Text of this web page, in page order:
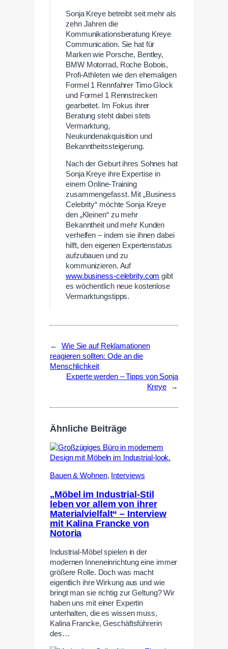
Sonja Kreye betreibt seit mehr als
zehn Jahren die
Kommunikationsberatung Kreye
Communication. Sie hat für
Marken wie Porsche, Bentley,
BMW Motorrad, Roche Bobois,
Profi-Athleten wie den ehemaligen
Formel 1 Rennfahrer Timo Glock
und Formel 1 Rennstrecken
gearbeitet. Im Fokus ihrer
Beratung steht dabei stets
Vermarktung,
Neukundenakquisition und
Bekanntheitssteigerung.
Nach der Geburt ihres Sohnes hat
Sonja Kreye ihre Expertise in
einem Online-Training
zusammengefasst. Mit „Business
Celebrity“ möchte Sonja Kreye
den „Kleinen“ zu mehr
Bekanntheit und mehr Kunden
verhelfen – indem sie ihnen dabei
hilft, den eigenen Expertenstatus
aufzubauen und zu
kommunizieren. Auf
www.business-celebrity.com gibt
es wöchentlich neue kostenlose
Vermarktungstipps.
←
Wie Sie auf Reklamationen
reagieren sollten: Ode an die
Menschlichkeit
Experte werden – Tipps von Sonja
Kreye
→
Ähnliche Beiträge
Bauen & Wohnen, Interviews
„Möbel im Industrial-Stil
leben vor allem von ihrer
Materialvielfalt“ – Interview
mit Kalina Francke von
Notoria
Industrial-Möbel spielen in der
modernen Inneneinrichtung eine immer
größere Rolle. Doch was macht
eigentlich ihre Wirkung aus und wie
bringt man sie richtig zur Geltung? Wir
haben uns mit einer Expertin
unterhalten, die es wissen muss,
Kalina Francke, Geschäftsführerin
des…